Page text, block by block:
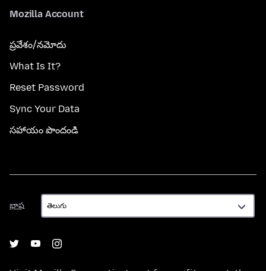
Mozilla Account
ప్రవేశం/నమోదు
What Is It?
Reset Password
Sync Your Data
సహాయం పొందండి
భాష
భాష